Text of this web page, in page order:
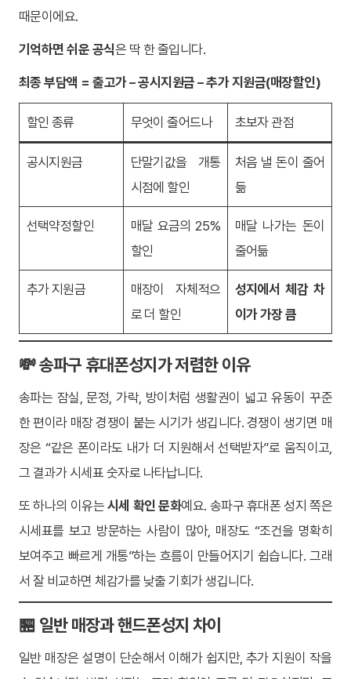
때문이에요.
기억하면 쉬운 공식은 딱 한 줄입니다.
최종 부담액 = 출고가 – 공시지원금 – 추가 지원금(매장할인)
할인 종류 무엇이 줄어드나 초보자 관점
공시지원금
단말기값을 개통
시점에 할인
처음 낼 돈이 줄어
듦
선택약정할인
매달 요금의 25%
할인
매달 나가는 돈이
줄어듦
추가 지원금
매장이 자체적으
로 더 할인
성지에서 체감 차
이가 가장 큼
💸 송파구 휴대폰성지가 저렴한 이유
송파는 잠실, 문정, 가락, 방이처럼 생활권이 넓고 유동이 꾸준
한 편이라 매장 경쟁이 붙는 시기가 생깁니다. 경쟁이 생기면 매
장은 “같은 폰이라도 내가 더 지원해서 선택받자”로 움직이고,
그 결과가 시세표 숫자로 나타납니다.
또 하나의 이유는 시세 확인 문화예요. 송파구 휴대폰 성지 쪽은
시세표를 보고 방문하는 사람이 많아, 매장도 “조건을 명확히
보여주고 빠르게 개통”하는 흐름이 만들어지기 쉽습니다. 그래
서 잘 비교하면 체감가를 낮출 기회가 생깁니다.
🏪 일반 매장과 핸드폰성지 차이
일반 매장은 설명이 단순해서 이해가 쉽지만, 추가 지원이 작을